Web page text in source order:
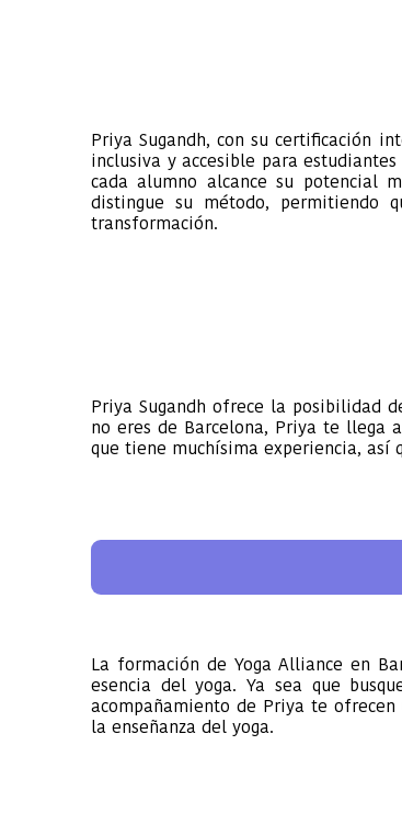
Priya Sugandh, con su certificación
inclusiva y accesible para
cada alumno alcance su potencial
distingue su método, permitiendo
transformación.
Priya Sugandh ofrece la posibilidad
no eres de Barcelona, Priya te llega
que tiene muchísima experiencia, así
La formación de Yoga Alliance en
esencia del yoga. Ya sea que
acompañamiento de Priya te
la enseñanza del yoga.